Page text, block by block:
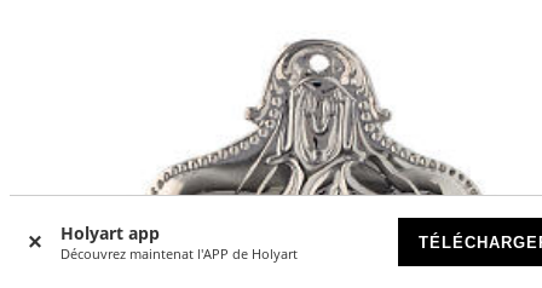
Holyart app
Découvrez maintenat l'APP de Holyart